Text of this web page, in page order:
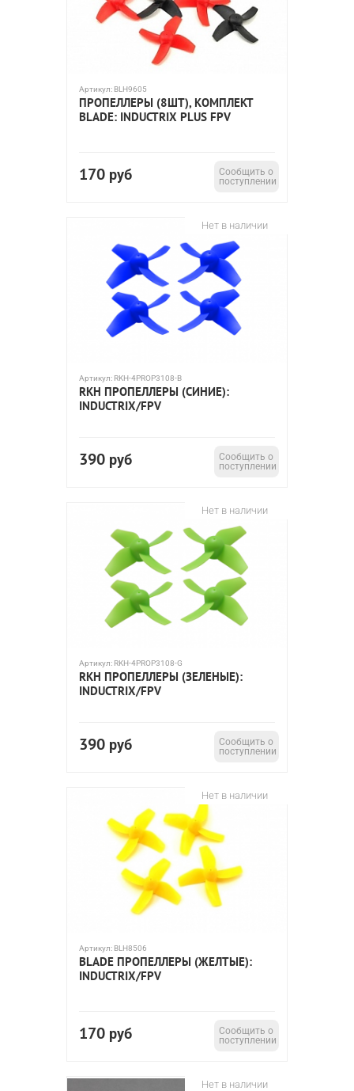
Артикул: BLH9605
ПРОПЕЛЛЕРЫ (8ШТ), КОМПЛЕКТ
BLADE: INDUCTRIX PLUS FPV
170 руб
Сообщить о
поступлении
Нет в наличии
Артикул: RKH-4PROP3108-B
RKH ПРОПЕЛЛЕРЫ (СИНИЕ):
INDUCTRIX/FPV
390 руб
Сообщить о
поступлении
Нет в наличии
Артикул: RKH-4PROP3108-G
RKH ПРОПЕЛЛЕРЫ (ЗЕЛЕНЫЕ):
INDUCTRIX/FPV
390 руб
Сообщить о
поступлении
Нет в наличии
Артикул: BLH8506
BLADE ПРОПЕЛЛЕРЫ (ЖЕЛТЫЕ):
INDUCTRIX/FPV
170 руб
Сообщить о
поступлении
Нет в наличии